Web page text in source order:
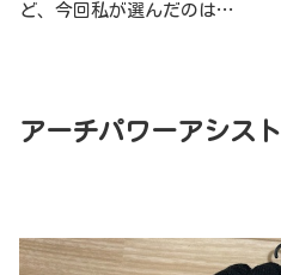
ど、今回私が選んだのは…
アーチパワーアシスト